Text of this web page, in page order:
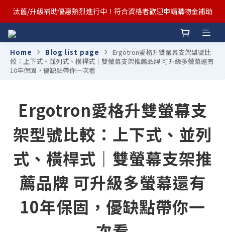
汰舊/升級補助優惠熱烈進行中！符合資格者歡迎申請購物金補助
汰舊/升級補助優惠熱烈進行中！符合資格者歡迎申請購物金補助
Ergotron x FUNTE 強強聯手，桌面優化必備🔥超值組合熱賣中
汰舊/升級補助優惠熱烈進行中！符合資格者歡迎申請購物金補助
Home Blog list page
Ergotron愛格升雙螢幕支架型號比
較：上下式、並列式、橫桿式｜雙螢幕支架推薦品牌 可升級多螢幕還有
10年保固，優缺點帶你一次看
Ergotron愛格升雙螢幕支
架型號比較：上下式、並列
式、橫桿式｜雙螢幕支架推
薦品牌 可升級多螢幕還有
10年保固，優缺點帶你一